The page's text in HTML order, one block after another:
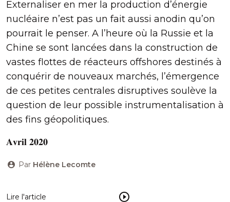
Externaliser en mer la production d’énergie
nucléaire n’est pas un fait aussi anodin qu’on
pourrait le penser. A l’heure où la Russie et la
Chine se sont lancées dans la construction de
vastes flottes de réacteurs offshores destinés à
conquérir de nouveaux marchés, l’émergence
de ces petites centrales disruptives soulève la
question de leur possible instrumentalisation à
des fins géopolitiques.
𝐀𝐯𝐫𝐢𝐥 𝟐𝟎𝟐𝟎
Par Hélène Lecomte
Lire l'article